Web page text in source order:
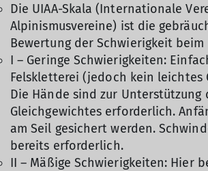
Die UIAA-Skala (Internationale
Alpinismusvereine) ist die
Bewertung der Schwierigkeit
I – Geringe Schwierigkeiten:
Felskletterei (jedoch kein leichtes
Die Hände sind zur Unterstützung
Gleichgewichtes erforderlich.
am Seil gesichert werden.
bereits erforderlich.
II – Mäßige Schwierigkeiten: Hier